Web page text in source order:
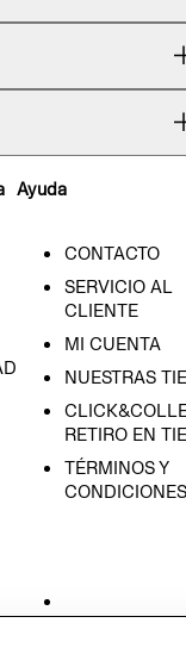
Ayuda
CONTACTO
SERVICIO AL
CLIENTE
MI CUENTA
NUESTRAS
RETIRO EN
TÉRMINOS Y
CONDICIONES